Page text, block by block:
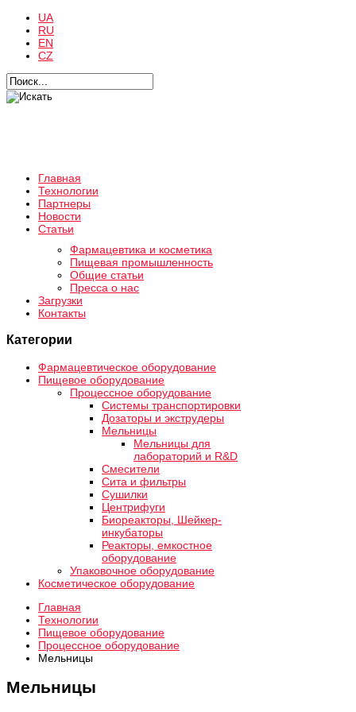
UA
RU
EN
CZ
Главная
Технологии
Партнеры
Новости
Статьи
Фармацевтика и косметика
Пищевая промышленность
Общие статьи
Пресса о нас
Загрузки
Контакты
Категории
Фармацевтическое оборудование
Пищевое оборудование
Процессное оборудование
Системы транспортировки
Дозаторы и экструдеры
Мельницы
Мельницы для
лабораторий и R&D
Смесители
Сита и фильтры
Сушилки
Центрифуги
Биореакторы, Шейкер-
инкубаторы
Реакторы, емкостное
оборудование
Упаковочное оборудование
Косметическое оборудование
Главная
Технологии
Пищевое оборудование
Процессное оборудование
Мельницы
Мельницы